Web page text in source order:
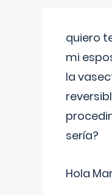
quiero
mi
la
sería?
Hola